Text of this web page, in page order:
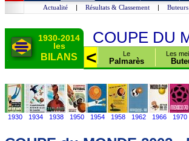
Actualité | Résultats & Classement | Buteurs
1930-2014
les
BILANS
COUPE DU
Le tournoi
Final > < Le
Palmarès
Les
1930 1934 1938 1950 1954 1958 1962 1966 1970